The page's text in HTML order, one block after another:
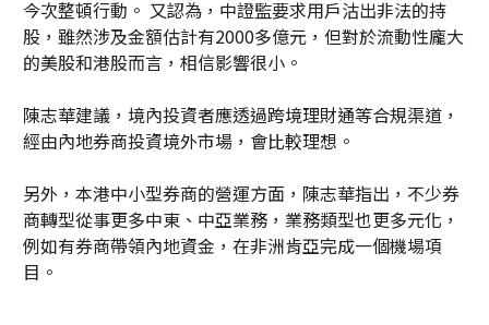
今次整頓行動。 又認為，中證監要求用戶沽出非法的持
股，雖然涉及金額估計有2000多億元，但對於流動性龐大
的美股和港股而言，相信影響很小。
陳志華建議，境內投資者應透過跨境理財通等合規渠道，
經由內地券商投資境外市場，會比較理想。
另外，本港中小型券商的營運方面，陳志華指出，不少券
商轉型從事更多中東、中亞業務，業務類型也更多元化，
例如有券商帶領內地資金，在非洲肯亞完成一個機場項
目。